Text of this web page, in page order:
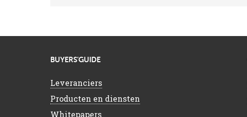
BUYERS’GUIDE
Leveranciers
Producten en diensten
Whitepapers